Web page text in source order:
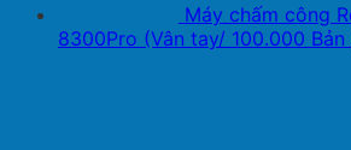
Máy chấm công
8300Pro (Vân tay/ 100.000 Bản